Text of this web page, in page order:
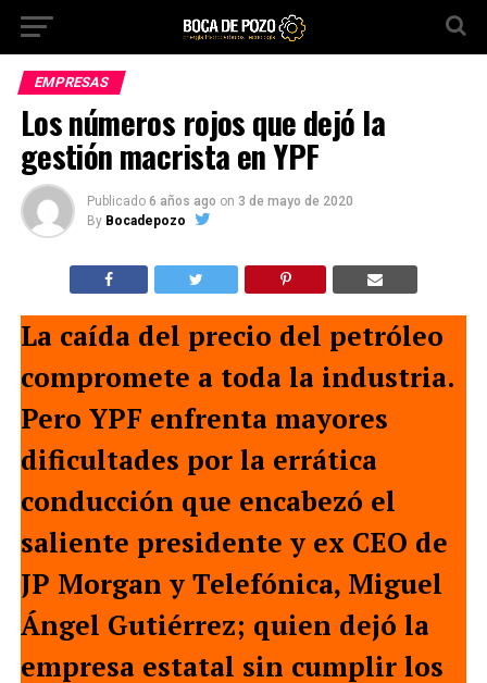
EMPRESAS
Los números rojos que dejó la
gestión macrista en YPF
Publicado 6 años ago on 3 de mayo de 2020
By Bocadepozo
La caída del precio del petróleo
compromete a toda la industria.
Pero YPF enfrenta mayores
dificultades por la errática
conducción que encabezó el
saliente presidente y ex CEO de
JP Morgan y Telefónica, Miguel
Ángel Gutiérrez; quien dejó la
empresa estatal sin cumplir los